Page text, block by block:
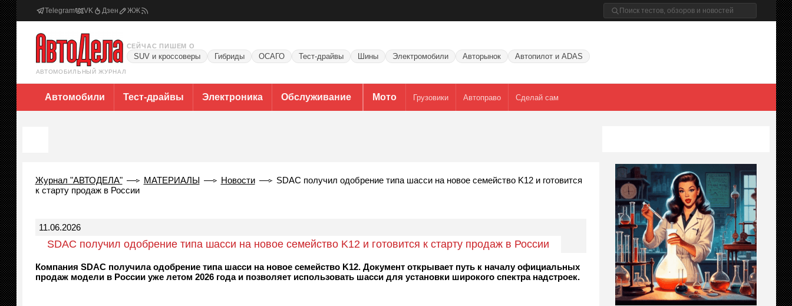
Telegram VK Дзен ЖЖ
АВТОМОБИЛЬНЫЙ ЖУРНАЛ
СЕЙЧАС ПИШЕМ О
SUV и кроссоверы Гибриды ОСАГО Тест-драйвы Шины Электромобили Авторынок Автопилот и ADAS
Автомобили Тест-драйвы Электроника Обслуживание Мото Грузовики Автоправо Сделай сам
Журнал "АВТОДЕЛА" МАТЕРИАЛЫ Новости
SDAC получил одобрение типа шасси на новое семейство K12 и готовится
к старту продаж в России
11.06.2026
SDAC получил одобрение типа шасси на новое семейство K12 и готовится к старту продаж в России
Компания SDAC получила одобрение типа шасси на новое семейство K12. Документ открывает путь к началу официальных
продаж модели в России уже летом 2026 года и позволяет использовать шасси для установки широкого спектра надстроек.